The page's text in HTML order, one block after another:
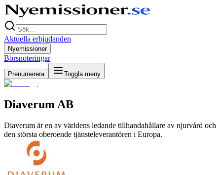
Aktuella erbjudanden
Nyemissioner
Börsnoteringar
Prenumerera Toggla meny
Diaverum AB
Diaverum är en av världens ledande tillhandahållare av njurvård och
den största oberoende tjänsteleverantören i Europa.